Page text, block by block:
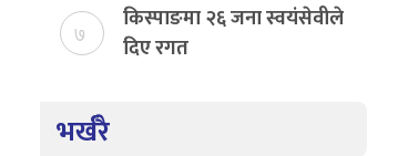
७
किस्पाङमा २६ जना स्वयंसेवीले
दिए रगत
भर्खरै